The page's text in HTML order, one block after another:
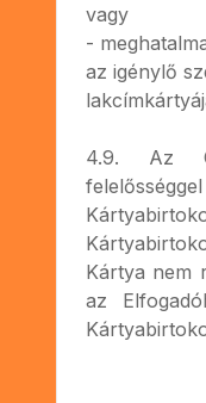
vagy
-
az igénylő
4.9. Az
Kártya nem
az